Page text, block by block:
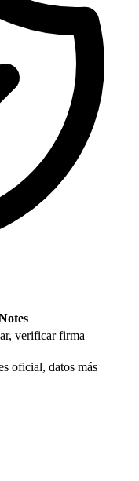
verificar firma
oficial, datos más